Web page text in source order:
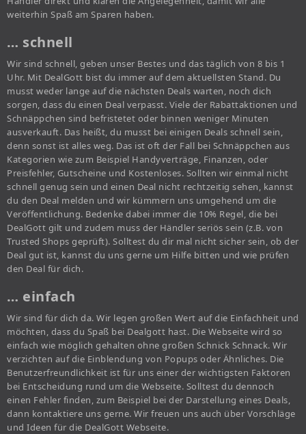
weiterhin Spaß am Sparen haben.
… schnell
Wir sind schnell, geben unser Bestes und das täglich von 8 bis 1
Uhr. Mit DealGott bist du immer auf dem aktuellsten Stand. Du
musst weder lange auf die nächsten Deals warten, noch dich
sorgen, dass du einen Deal verpasst. Viele der Rabattaktionen und
Schnäppchen sind befristetet oder binnen weniger Minuten
ausverkauft. Das heißt, du musst bei einigen Deals schnell sein,
denn sonst ist alles weg. Das ist oft der Fall bei Schnäppchen aus
Kategorien wie zum Beispiel Handyverträge, Finanzen, oder
Preisfehler, Gutscheine und Kostenloses. Sollten wir einmal nicht
schnell genug sein und einen Deal nicht rechtzeitig sehen, kannst
du den Deal melden und wir kümmern uns umgehend um die
Veröffentlichung. Bedenke dabei immer die 10% Regel, die bei
DealGott gilt und zudem muss der Händler seriös sein (z.B. von
Trusted Shops geprüft). Solltest du dir mal nicht sicher sein, ob der
Deal gut ist, kannst du uns gerne um Hilfe bitten und wie prüfen
den Deal für dich.
… einfach
Wir sind für dich da. Wir legen großen Wert auf die Einfachheit und
möchten, dass du Spaß bei Dealgott hast. Die Webseite wird so
einfach wie möglich gehalten ohne großen Schnick Schnack. Wir
verzichten auf die Einblendung von Popups oder Ähnliches. Die
Benutzerfreundlichkeit ist für uns einer der wichtigsten Faktoren
bei Entscheidung rund um die Webseite. Solltest du dennoch
einen Fehler finden, zum Beispiel bei der Darstellung eines Deals,
dann kontaktiere uns gerne. Wir freuen uns auch über Vorschläge
und Ideen für die DealGott Webseite.